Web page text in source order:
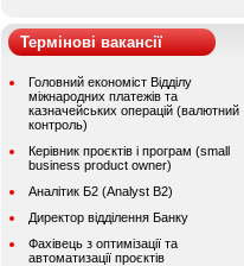
Термінові вакансії
Головний економіст Відділу
міжнародних платежів та
казначейських операцій (валютний
контроль)
Керівник проєктів і програм (small
business product owner)
Аналітик Б2 (Analyst B2)
Директор відділення Банку
Фахівець з оптимізації та
автоматизації проєктів